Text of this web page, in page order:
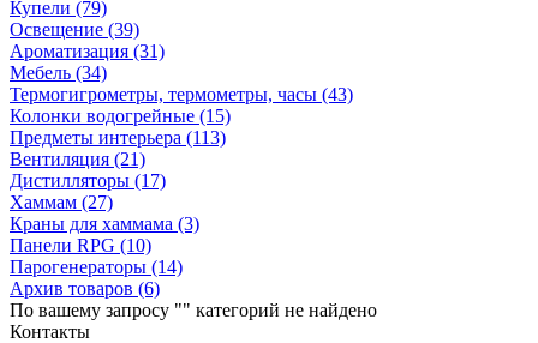
Купели (79)
Освещение (39)
Ароматизация (31)
Мебель (34)
Термогигрометры, термометры, часы (43)
Колонки водогрейные (15)
Предметы интерьера (113)
Вентиляция (21)
Дистилляторы (17)
Хаммам (27)
Краны для хаммама (3)
Панели RPG (10)
Парогенераторы (14)
Архив товаров (6)
По вашему запросу "" категорий не найдено
Контакты